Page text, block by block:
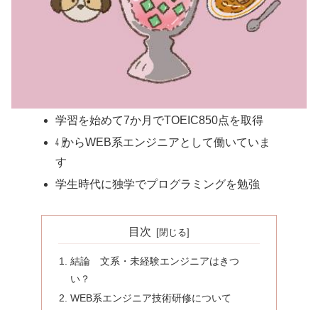
学習を始めて7か月でTOEIC850点を取得
㋃からWEB系エンジニアとして働いていま
す
学生時代に独学でプログラミングを勉強
目次
結論 文系・未経験エンジニアはきつ
い？
WEB系エンジニア技術研修について